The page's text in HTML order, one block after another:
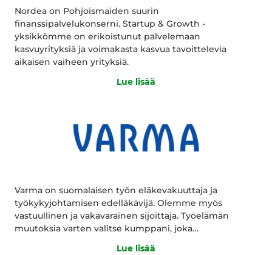
Nordea on Pohjoismaiden suurin
finanssipalvelukonserni. Startup & Growth -
yksikkömme on erikoistunut palvelemaan
kasvuyrityksiä ja voimakasta kasvua tavoittelevia
aikaisen vaiheen yrityksiä.
Lue lisää
Varma on suomalaisen työn eläkevakuuttaja ja
työkykyjohtamisen edelläkävijä. Olemme myös
vastuullinen ja vakavarainen sijoittaja. Työelämän
muutoksia varten valitse kumppani, joka…
Lue lisää